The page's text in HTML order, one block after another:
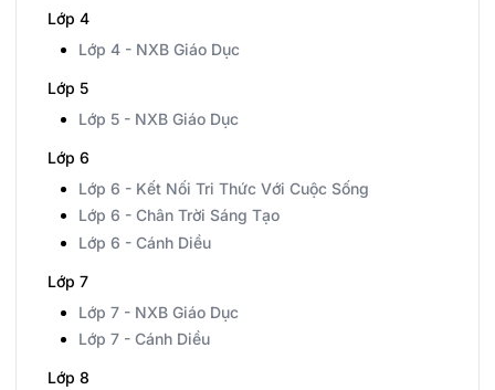
Lớp 4
Lớp 4 - NXB Giáo Dục
Lớp 5
Lớp 5 - NXB Giáo Dục
Lớp 6
Lớp 6 - Kết Nối Tri Thức Với Cuộc Sống
Lớp 6 - Chân Trời Sáng Tạo
Lớp 6 - Cánh Diều
Lớp 7
Lớp 7 - NXB Giáo Dục
Lớp 7 - Cánh Diều
Lớp 8